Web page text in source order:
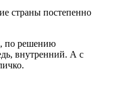
страны постепенно
по решению
внутренний. А с